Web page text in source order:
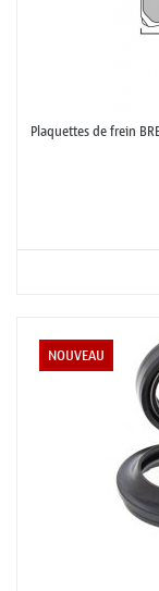
Plaquettes de frein
NOUVEAU